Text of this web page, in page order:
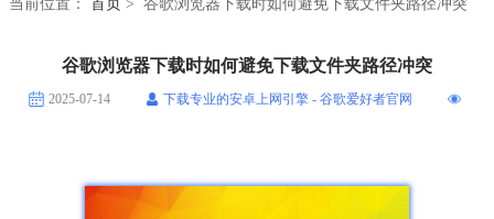
当前位置： 首页 > 谷歌浏览器下载时如何避免下载文件夹路径冲突
谷歌浏览器下载时如何避免下载文件夹路径冲突
2025-07-14 下载专业的安卓上网引擎 - 谷歌爱好者官网